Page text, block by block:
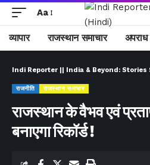
Aa
व्यापार राजस्थान समाचार अपराध
Indi Reporter || India & Beyond: Stories
राजनीति राजस्थान समाचार
राजस्थान के वैभव एवं
बनाएगा रिकॉर्ड !